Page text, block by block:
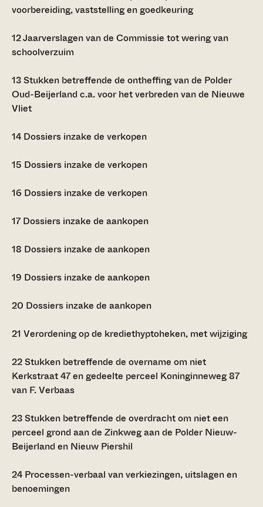
voorbereiding, vaststelling en goedkeuring
12Jaarverslagen van de Commissie tot wering van
schoolverzuim
13Stukken betreffende de ontheffing van de Polder
Oud-Beijerland c.a. voor het verbreden van de Nieuwe
Vliet
14 Dossiers inzake de verkopen
15 Dossiers inzake de verkopen
16 Dossiers inzake de verkopen
17 Dossiers inzake de aankopen
18 Dossiers inzake de aankopen
19 Dossiers inzake de aankopen
20 Dossiers inzake de aankopen
21 Verordening op de krediethyptoheken, met wijziging
22Stukken betreffende de overname om niet
Kerkstraat 47 en gedeelte perceel Koninginneweg 87
van F. Verbaas
23Stukken betreffende de overdracht om niet een
perceel grond aan de Zinkweg aan de Polder Nieuw-
Beijerland en Nieuw Piershil
24 Processen-verbaal van verkiezingen, uitslagen en
benoemingen